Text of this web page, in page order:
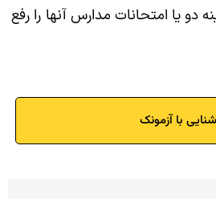
دو یا امتحانات مدارس آنها را رفع
با آزمونک